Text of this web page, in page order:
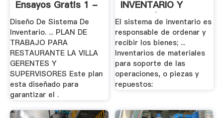
Ensayos Gratis 1 -
25
Diseño De Sistema De
Inventario. ... PLAN DE
TRABAJO PARA
RESTAURANTE LA VILLA
GERENTES Y
SUPERVISORES Este plan
esta diseñado para
garantizar el .
INVENTARIO Y
ALMACÉN - .
El sistema de inventario es
responsable de ordenar y
recibir los bienes; ...
Inventarios de materiales
para soporte de las
operaciones, o piezas y
repuestos: